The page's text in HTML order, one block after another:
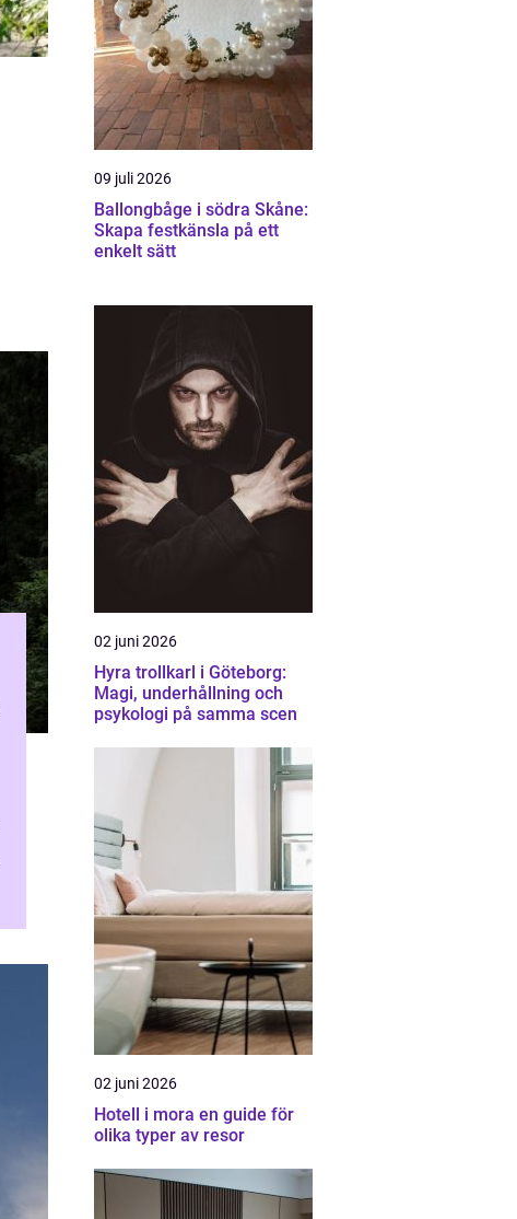
09 juli 2026
Ballongbåge i södra Skåne:
Skapa festkänsla på ett
enkelt sätt
02 juni 2026
Hyra trollkarl i Göteborg:
Magi, underhållning och
psykologi på samma scen
02 juni 2026
Hotell i mora en guide för
olika typer av resor